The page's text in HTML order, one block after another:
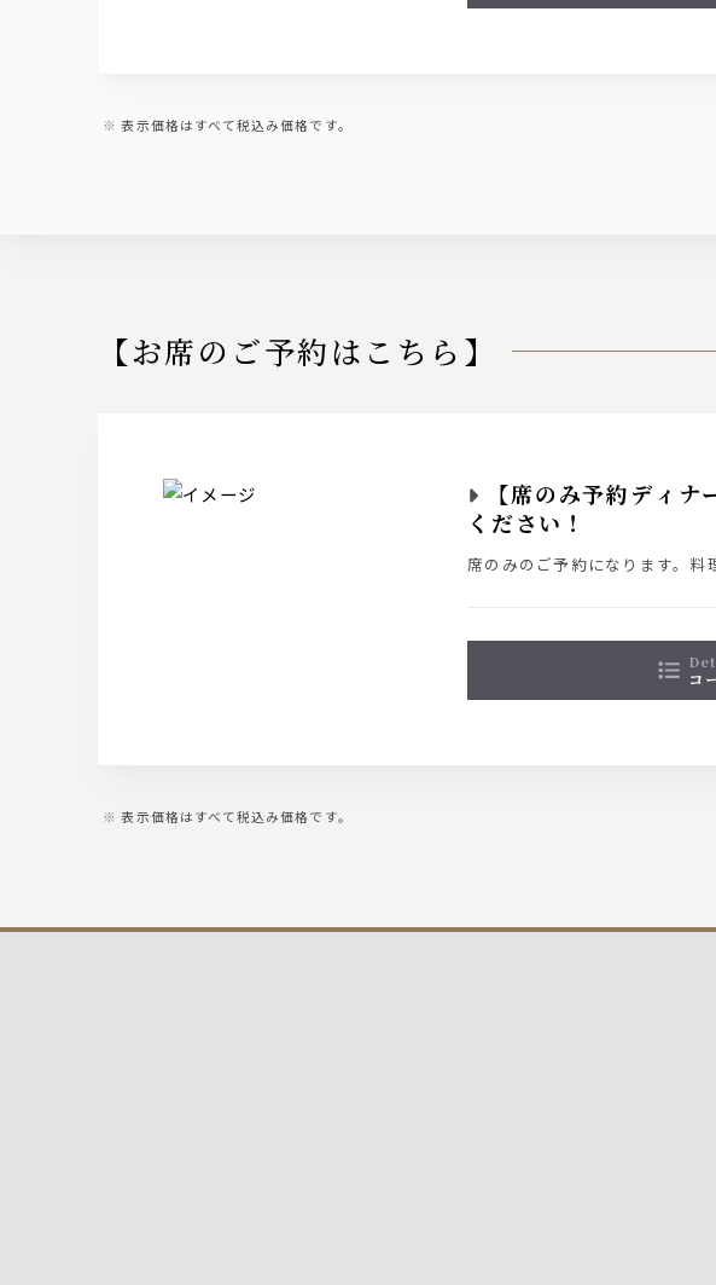
表示価格はすべて税込み価格です。
【お席のご予約はこちら】
【席のみ予約ディ
ください！
席のみのご予約になります。料
表示価格はすべて税込み価格です。